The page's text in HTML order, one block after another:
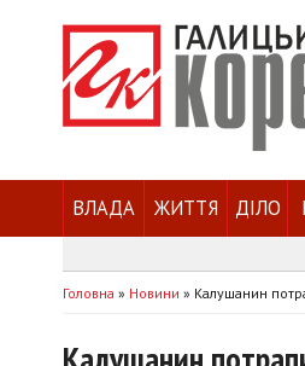
ВЛАДА ЖИТТЯ ДІЛО
Головна » Новини » Калушанин